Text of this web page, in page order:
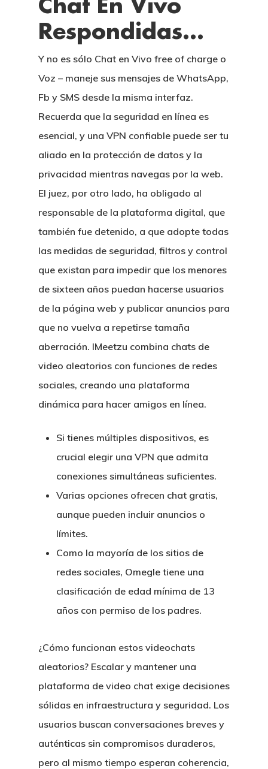
Chat En Vivo
Respondidas…
Y no es sólo Chat en Vivo free of charge o
Voz – maneje sus mensajes de WhatsApp,
Fb y SMS desde la misma interfaz.
Recuerda que la seguridad en línea es
esencial, y una VPN confiable puede ser tu
aliado en la protección de datos y la
privacidad mientras navegas por la web.
El juez, por otro lado, ha obligado al
responsable de la plataforma digital, que
también fue detenido, a que adopte todas
las medidas de seguridad, filtros y control
que existan para impedir que los menores
de sixteen años puedan hacerse usuarios
de la página web y publicar anuncios para
que no vuelva a repetirse tamaña
aberración. IMeetzu combina chats de
video aleatorios con funciones de redes
sociales, creando una plataforma
dinámica para hacer amigos en línea.
Si tienes múltiples dispositivos, es
crucial elegir una VPN que admita
conexiones simultáneas suficientes.
Varias opciones ofrecen chat gratis,
aunque pueden incluir anuncios o
límites.
Como la mayoría de los sitios de
redes sociales, Omegle tiene una
clasificación de edad mínima de 13
años con permiso de los padres.
¿Cómo funcionan estos videochats
aleatorios? Escalar y mantener una
plataforma de video chat exige decisiones
sólidas en infraestructura y seguridad. Los
usuarios buscan conversaciones breves y
auténticas sin compromisos duraderos,
pero al mismo tiempo esperan coherencia,